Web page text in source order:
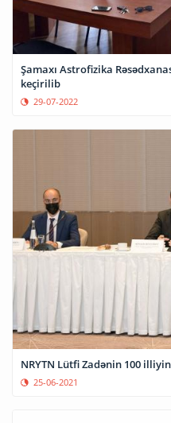
Şamaxı Astrofizika
keçirilib
29-07-2022
NRYTN Lütfi Zadənin 100
25-06-2021